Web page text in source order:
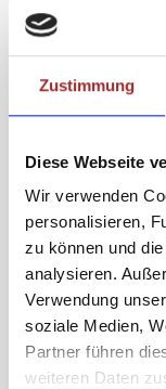
Zustimmung
Diese Webseite
Wir verwenden
personalisieren,
zu können und
analysieren.
Verwendung
soziale Medien,
Partner führen
weiteren Daten